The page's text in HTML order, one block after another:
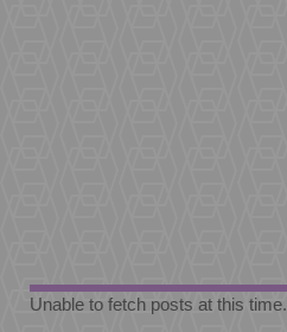
Unable to fetch posts at this time.